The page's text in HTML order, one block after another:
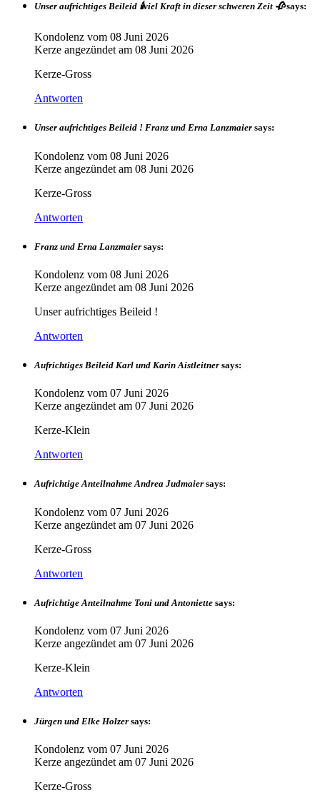
Unser aufrichtiges Beileid 🕯viel Kraft in dieser schweren Zeit 🥀 says:
Kondolenz vom 08 Juni 2026
Kerze angezündet am 08 Juni 2026
Kerze-Gross
Antworten
Unser aufrichtiges Beileid ! Franz und Erna Lanzmaier says:
Kondolenz vom 08 Juni 2026
Kerze angezündet am 08 Juni 2026
Kerze-Gross
Antworten
Franz und Erna Lanzmaier says:
Kondolenz vom 08 Juni 2026
Kerze angezündet am 08 Juni 2026
Unser aufrichtiges Beileid !
Antworten
Aufrichtiges Beileid Karl und Karin Aistleitner says:
Kondolenz vom 07 Juni 2026
Kerze angezündet am 07 Juni 2026
Kerze-Klein
Antworten
Aufrichtige Anteilnahme Andrea Judmaier says:
Kondolenz vom 07 Juni 2026
Kerze angezündet am 07 Juni 2026
Kerze-Gross
Antworten
Aufrichtige Anteilnahme Toni und Antoniette says:
Kondolenz vom 07 Juni 2026
Kerze angezündet am 07 Juni 2026
Kerze-Klein
Antworten
Jürgen und Elke Holzer says:
Kondolenz vom 07 Juni 2026
Kerze angezündet am 07 Juni 2026
Kerze-Gross